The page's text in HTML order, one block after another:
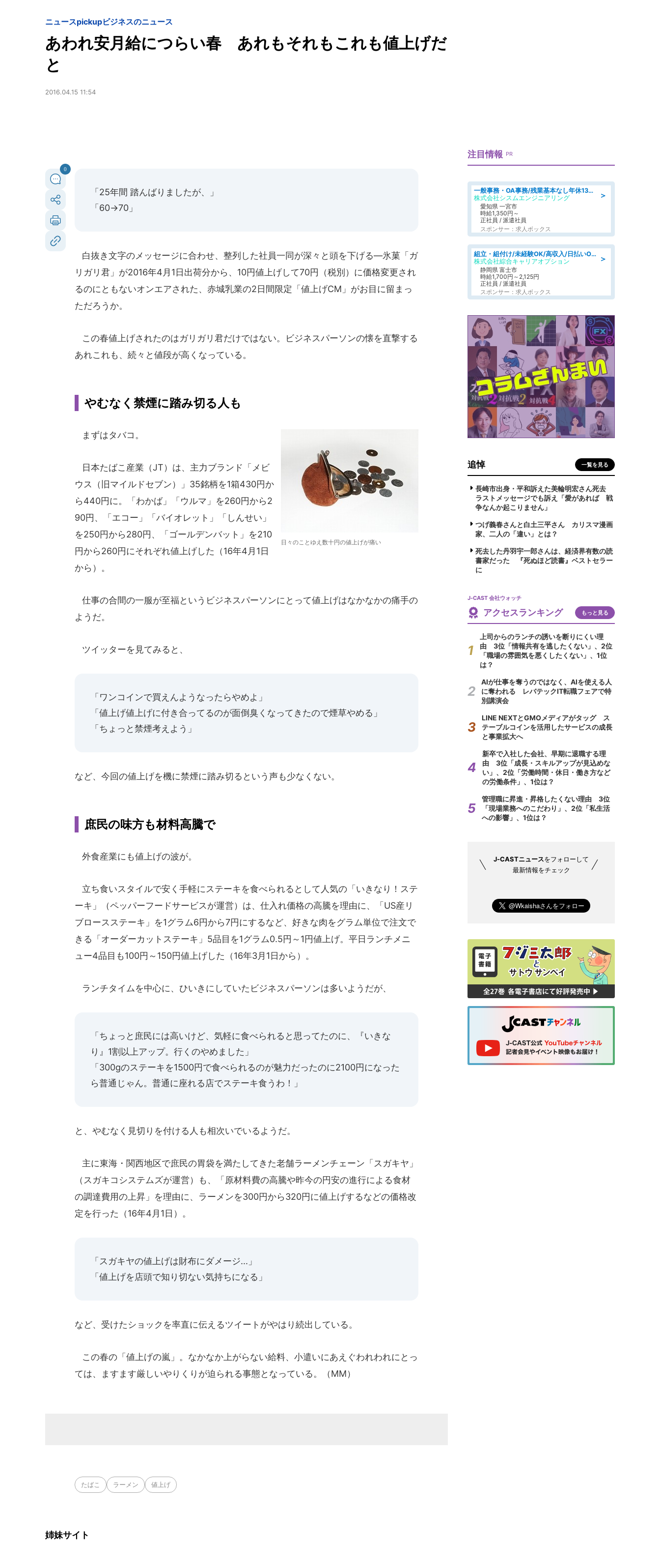
ニュースpickupビジネスのニュース
あわれ安月給につらい春 あれもそれもこれも値上げだ
と
2016.04.15 11:54
0
「25年間 踏んばりましたが、」
「60→70」
白抜き文字のメッセージに合わせ、整列した社員一同が深々と頭を下げる―氷菓「ガ
リガリ君」が2016年4月1日出荷分から、10円値上げして70円（税別）に価格変更され
るのにともないオンエアされた、赤城乳業の2日間限定「値上げCM」がお目に留まっ
ただろうか。
この春値上げされたのはガリガリ君だけではない。ビジネスパーソンの懐を直撃する
あれこれも、続々と値段が高くなっている。
やむなく禁煙に踏み切る人も
日々のことゆえ数十円の値上げが痛い
まずはタバコ。
日本たばこ産業（JT）は、主力ブランド「メビ
ウス（旧マイルドセブン）」35銘柄を1箱430円か
ら440円に。「わかば」「ウルマ」を260円から2
90円、「エコー」「バイオレット」「しんせい」
を250円から280円、「ゴールデンバット」を210
円から260円にそれぞれ値上げした（16年4月1日
から）。
仕事の合間の一服が至福というビジネスパーソンにとって値上げはなかなかの痛手の
ようだ。
ツイッターを見てみると、
「ワンコインで買えんようなったらやめよ」
「値上げ値上げに付き合ってるのが面倒臭くなってきたので煙草やめる」
「ちょっと禁煙考えよう」
など、今回の値上げを機に禁煙に踏み切るという声も少なくない。
庶民の味方も材料高騰で
外食産業にも値上げの波が。
立ち食いスタイルで安く手軽にステーキを食べられるとして人気の「いきなり！ステ
ーキ」（ペッパーフードサービスが運営）は、仕入れ価格の高騰を理由に、「US産リ
ブロースステーキ」を1グラム6円から7円にするなど、好きな肉をグラム単位で注文で
きる「オーダーカットステーキ」5品目を1グラム0.5円～1円値上げ。平日ランチメニ
ュー4品目も100円～150円値上げした（16年3月1日から）。
ランチタイムを中心に、ひいきにしていたビジネスパーソンは多いようだが、
「ちょっと庶民には高いけど、気軽に食べられると思ってたのに、『いきな
り』1割以上アップ。行くのやめました」
「300gのステーキを1500円で食べられるのが魅力だったのに2100円になった
ら普通じゃん。普通に座れる店でステーキ食うわ！」
と、やむなく見切りを付ける人も相次いでいるようだ。
主に東海・関西地区で庶民の胃袋を満たしてきた老舗ラーメンチェーン「スガキヤ」
（スガキコシステムズが運営）も、「原材料費の高騰や昨今の円安の進行による食材
の調達費用の上昇」を理由に、ラーメンを300円から320円に値上げするなどの価格改
定を行った（16年4月1日）。
「スガキヤの値上げは財布にダメージ...」
「値上げを店頭で知り切ない気持ちになる」
など、受けたショックを率直に伝えるツイートがやはり続出している。
この春の「値上げの嵐」。なかなか上がらない給料、小遣いにあえぐわれわれにとっ
ては、ますます厳しいやりくりが迫られる事態となっている。（MM）
たばこ ラーメン 値上げ
姉妹サイト
注目情報 PR
＞
一般事務・OA事務/残業基本なし年休130日社保完備の一般・調達事務
株式会社シスムエンジニアリング
愛知県 一宮市
時給1,350円～
正社員 / 派遣社員
スポンサー：求人ボックス
＞
組立・組付け/未経験OK/高収入/日払いOK/寮費無料/交替制
株式会社綜合キャリアオプション
静岡県 富士市
時給1,700円～2,125円
正社員 / 派遣社員
スポンサー：求人ボックス
追悼 一覧を見る
長崎市出身・平和訴えた美輪明宏さん死去
ラストメッセージでも訴え「愛があれば 戦
争なんか起こりません」
つげ義春さんと白土三平さん カリスマ漫画
家、二人の「違い」とは？
死去した丹羽宇一郎さんは、経済界有数の読
書家だった 『死ぬほど読書』ベストセラー
に
J-CAST 会社ウォッチ
アクセスランキング もっと見る
上司からのランチの誘いを断りにくい理
由 3位「情報共有を逃したくない」、2位
「職場の雰囲気を悪くしたくない」、1位
は？
AIが仕事を奪うのではなく、AIを使える人
に奪われる レバテックIT転職フェアで特
別講演会
LINE NEXTとGMOメディアがタッグ ス
テーブルコインを活用したサービスの成長
と事業拡大へ
新卒で入社した会社、早期に退職する理
由 3位「成長・スキルアップが見込めな
い」、2位「労働時間・休日・働き方など
の労働条件」、1位は？
管理職に昇進・昇格したくない理由 3位
「現場業務へのこだわり」、2位「私生活
への影響」、1位は？
J-CASTニュースをフォローして
最新情報をチェック